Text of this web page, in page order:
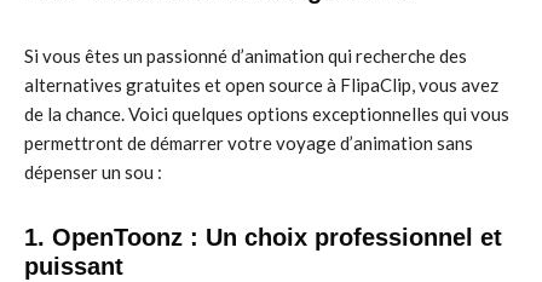
Si vous êtes un passionné d’animation qui recherche des
alternatives gratuites et open source à FlipaClip, vous avez
de la chance. Voici quelques options exceptionnelles qui vous
permettront de démarrer votre voyage d’animation sans
dépenser un sou :
1. OpenToonz : Un choix professionnel et
puissant